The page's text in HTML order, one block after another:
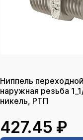
Ниппель
наружная резьба
никель, РТП
427.45 ₽